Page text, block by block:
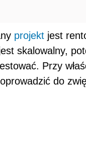
projekt jest
skalowalny,
Przy
do